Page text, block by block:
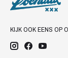
KIJK OOK EENS OP